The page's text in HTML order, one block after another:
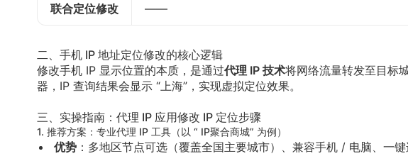
联合定位修改 ——
二、手机 IP 地址定位修改的核心逻辑
修改手机 IP 显示位置的本质，是通过代理 IP 技术将网络流量转发至目标
器，IP 查询结果会显示 “上海”，实现虚拟定位效果。
三、实操指南：代理 IP 应用修改 IP 定位步骤
1. 推荐方案：专业代理 IP 工具（以 “ IP聚合商城” 为例）
优势 ：多地区节点可选（覆盖全国主要城市）、兼容手机 / 电脑、一键